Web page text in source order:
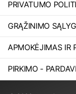
PRIVATUMO
GRĄŽINIMO
APMOKĖJIMAS IR
PIRKIMO -